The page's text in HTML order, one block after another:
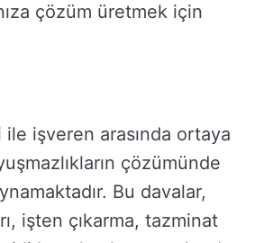
çözüm üretmek için
ile işveren arasında ortaya
çözümünde
Bu davalar,
işten çıkarma, tazminat